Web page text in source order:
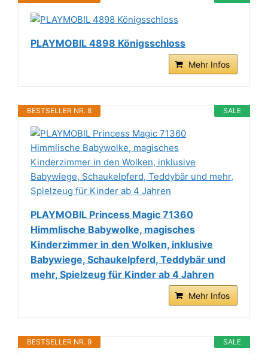
PLAYMOBIL 4898 Königsschloss
Mehr Infos
SALE
BESTSELLER NR. 8
PLAYMOBIL Princess Magic 71360
Himmlische Babywolke, magisches
Kinderzimmer in den Wolken, inklusive
Babywiege, Schaukelpferd, Teddybär und
mehr, Spielzeug für Kinder ab 4 Jahren
Mehr Infos
SALE
BESTSELLER NR. 9